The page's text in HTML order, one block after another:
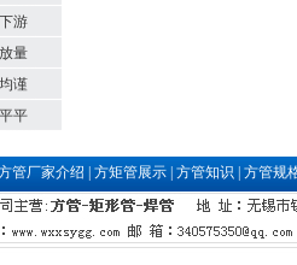
游
量
谨
平
管厂家介绍 方矩管展示 方管知识 方管规